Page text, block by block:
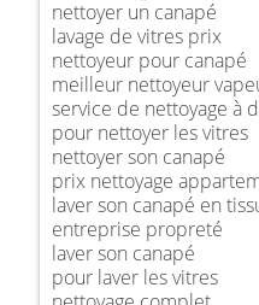
nettoyer un canapé
lavage de vitres prix
nettoyeur pour canapé
meilleur nettoyeur
service de nettoyage à
pour nettoyer les vitres
nettoyer son canapé
prix nettoyage
laver son canapé en
entreprise propreté
laver son canapé
pour laver les vitres